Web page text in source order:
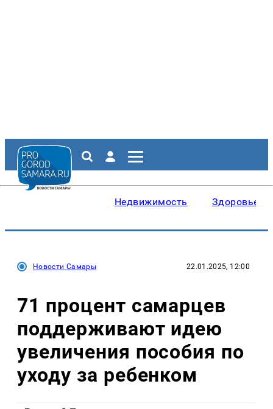
Недвижимость Здоровье
Новости Самары 22.01.2025, 12:00
71 процент самарцев
поддерживают идею
увеличения пособия по
уходу за ребенком